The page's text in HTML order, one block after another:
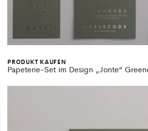
PRODUKT KAUFEN
Papeterie-Set im Design „Jonte“